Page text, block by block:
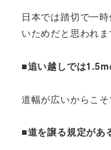
日本では踏切で一
いためだと思われ
■追い越しでは
道幅が広いからこ
■道を譲る規定があ